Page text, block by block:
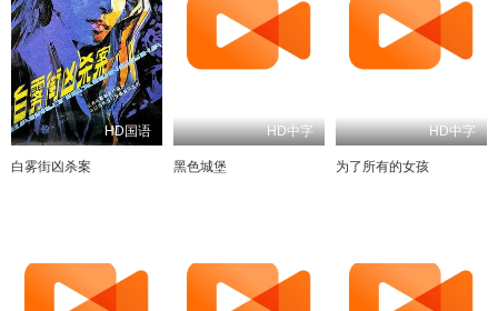
HD国语
白雾街凶杀案
HD中字
黑色城堡
HD中字
为了所有的女孩